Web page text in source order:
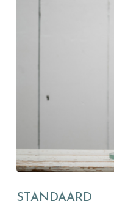
STANDAARD